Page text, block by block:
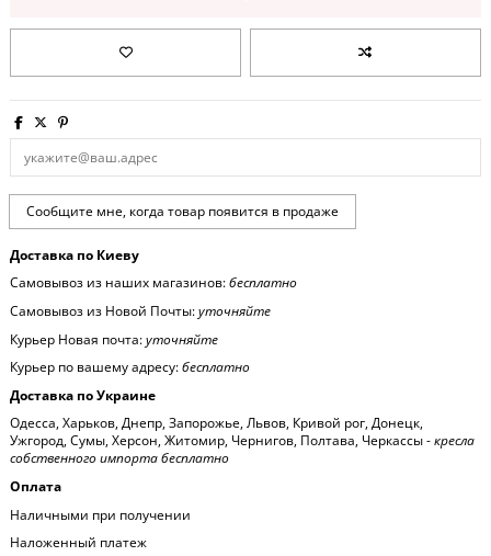
Доставка по Киеву
Самовывоз из наших магазинов:бесплатно
Самовывоз из Новой Почты:уточняйте
Курьер Новая почта:уточняйте
Курьер по вашему адресу:бесплатно
Доставка по Украине
Одесса, Харьков, Днепр, Запорожье, Львов, Кривой рог, Донецк,
Ужгород, Сумы, Херсон, Житомир, Чернигов, Полтава, Черкассы -кресла
собственного импорта бесплатно
Оплата
Наличными при получении
Наложенный платеж